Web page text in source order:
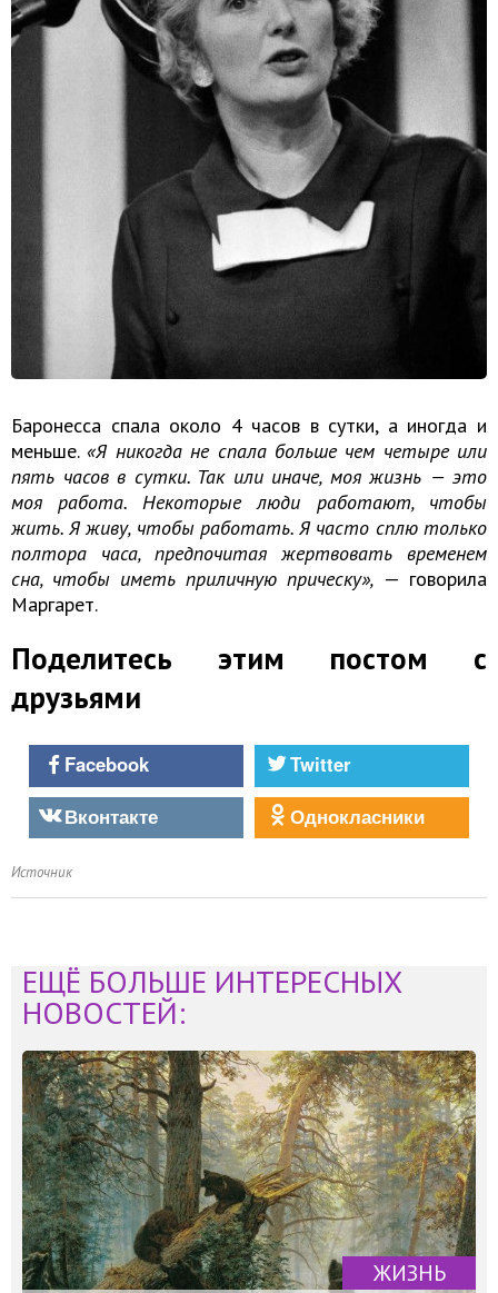
Баронесса спала около 4 часов в сутки, а иногда и
меньше.«Я никогда не спала больше чем четыре или
пять часов в сутки. Так или иначе, моя жизнь — это
моя работа. Некоторые люди работают, чтобы
жить. Я живу, чтобы работать. Я часто сплю только
полтора часа, предпочитая жертвовать временем
сна, чтобы иметь приличную прическу», — говорила
Маргарет.
Поделитесь этим постом с
друзьями
Facebook
Twitter
Вконтакте
Однокласники
Источник
ЕЩЁ БОЛЬШЕ ИНТЕРЕСНЫХ
НОВОСТЕЙ:
ЖИЗНЬ